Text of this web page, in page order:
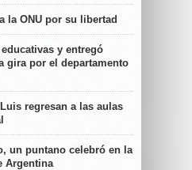
la ONU por su libertad
y entregó
gira por el departamento
regresan a las aulas
un puntano celebró en la
Argentina